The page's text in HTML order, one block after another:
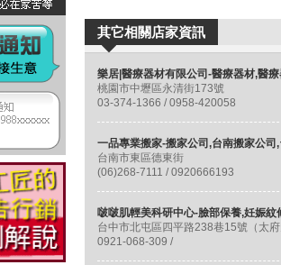
其它相關店家資訊
桃園市中壢區永清街173號
03-374-1366 / 0958-420058
台南市東區德東街
(06)268-7111 / 0920666193
0921-068-309 /